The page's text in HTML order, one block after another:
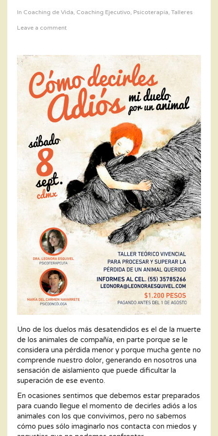
In Coaching de Vida Coaching Ejecutivo Psicoterapia Talleres
Leave a comment
Uno de los duelos más desatendidos es el de la muerte
de los animales de compañía, en parte porque se le
considera una pérdida menor y porque mucha gente no
comprende nuestro dolor, generando en nosotros una
sensación de aislamiento que puede dificultar la
superación de ese evento.
En ocasiones sentimos que debemos estar preparados
para cuando llegue el momento de decirles adiós a los
animales con los que convivimos, pero no sabemos
cómo pues sólo imaginarlo nos contacta con miedos y